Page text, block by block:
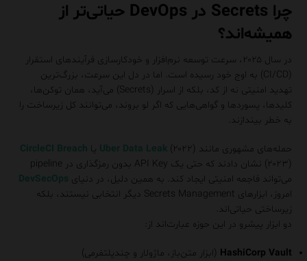
چرا Secrets در DevOps حیاتی‌تر از
همیشه‌اند؟
در سال ۲۰۲۵، سرعت توسعه نرم‌افزار و خودکارسازی فرآیندهای استقرار
(CI/CD) به اوج خود رسیده است. اما در دل این سرعت، بزرگ‌ترین
تهدید امنیتی نه از کد، بلکه از اسرار (Secrets) می‌آید، همان توکن‌ها،
کلیدها، پسوردها و گواهی‌هایی که اگر لو بروند، می‌توانند کل زیرساخت را
به خطر بیندازند.
حمله‌های مشهوری مانند Uber Data Leak (۲۰۲۲) یا
CircleCI Breach
(۲۰۲۳) نشان دادند که حتی یک API Key بدون رمزگذاری در pipeline
می‌تواند فاجعه امنیتی ایجاد کند. به همین دلیل، در دنیای DevSecOps
امروز، ابزارهای Secrets Management دیگر انتخابی نیستند، بلکه
زیرساختی حیاتی‌اند.
دو ابزار پیشرو در این حوزه عبارت‌اند از:
HashiCorp Vault (ابزار متن‌باز، ماژولار و چندپلتفرمی)